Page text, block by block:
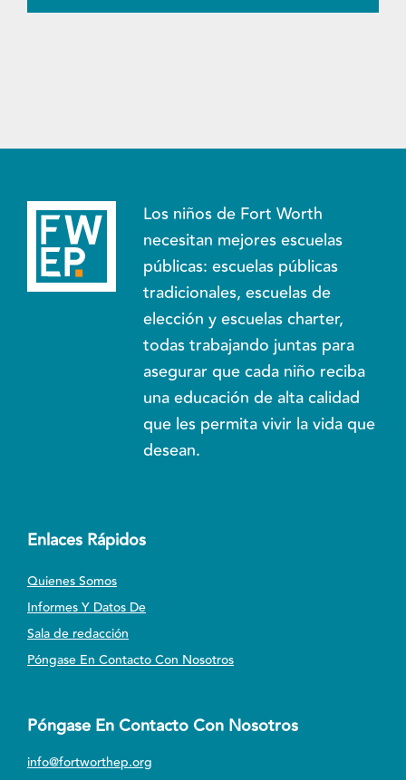
Los niños de Fort Worth
necesitan mejores escuelas
públicas: escuelas públicas
tradicionales, escuelas de
elección y escuelas charter,
todas trabajando juntas para
asegurar que cada niño reciba
una educación de alta calidad
que les permita vivir la vida que
desean.
Enlaces Rápidos
Quienes Somos
Informes Y Datos De
Sala de redacción
Póngase En Contacto Con Nosotros
Póngase En Contacto Con Nosotros
info@fortworthep.org